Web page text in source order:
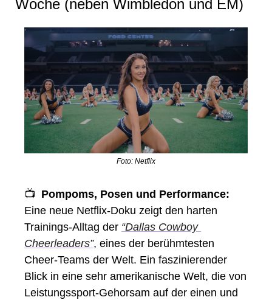
Woche (neben Wimbledon und EM)
Foto: Netflix
📺
  Pompoms, Posen und Performance:
Eine neue Netflix-Doku zeigt den harten
Trainings-Alltag der “Dallas Cowboy
Cheerleaders”, eines der berühmtesten
Cheer-Teams der Welt. Ein faszinierender
Blick in eine sehr amerikanische Welt, die von
Leistungssport-Gehorsam auf der einen und